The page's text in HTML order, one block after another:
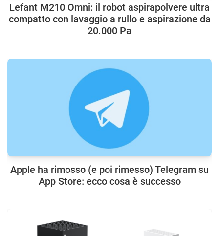
Lefant M210 Omni: il robot aspirapolvere ultra
compatto con lavaggio a rullo e aspirazione da
20.000 Pa
Apple ha rimosso (e poi rimesso) Telegram su
App Store: ecco cosa è successo